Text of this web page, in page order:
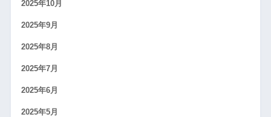
2025年10月
2025年9月
2025年8月
2025年7月
2025年6月
2025年5月